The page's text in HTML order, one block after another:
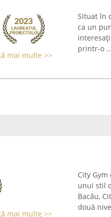
mai multe >>
Situat în
ca un
printr-o
mai multe >>
City
unui stil
Bacău,
două